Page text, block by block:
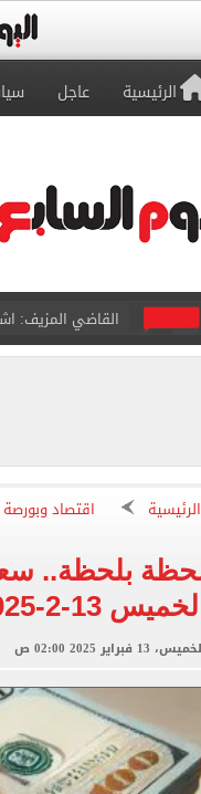
الرئيسية عاجل
برشلونة يطرح
الأهلي ينهي
"تنظيم
الكشف عن قصر
الاتحاد التركي
الرئيسية اقتصاد وبورصة
بلحظة..
الخميس 13-2-2025
13 فبراير 2025 02:00 ص